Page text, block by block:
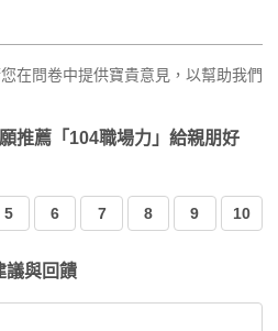
在問卷中提供寶貴意見，以幫助我們
推薦「104職場力」給親朋好
5 6 7 8 9 10
議與回饋